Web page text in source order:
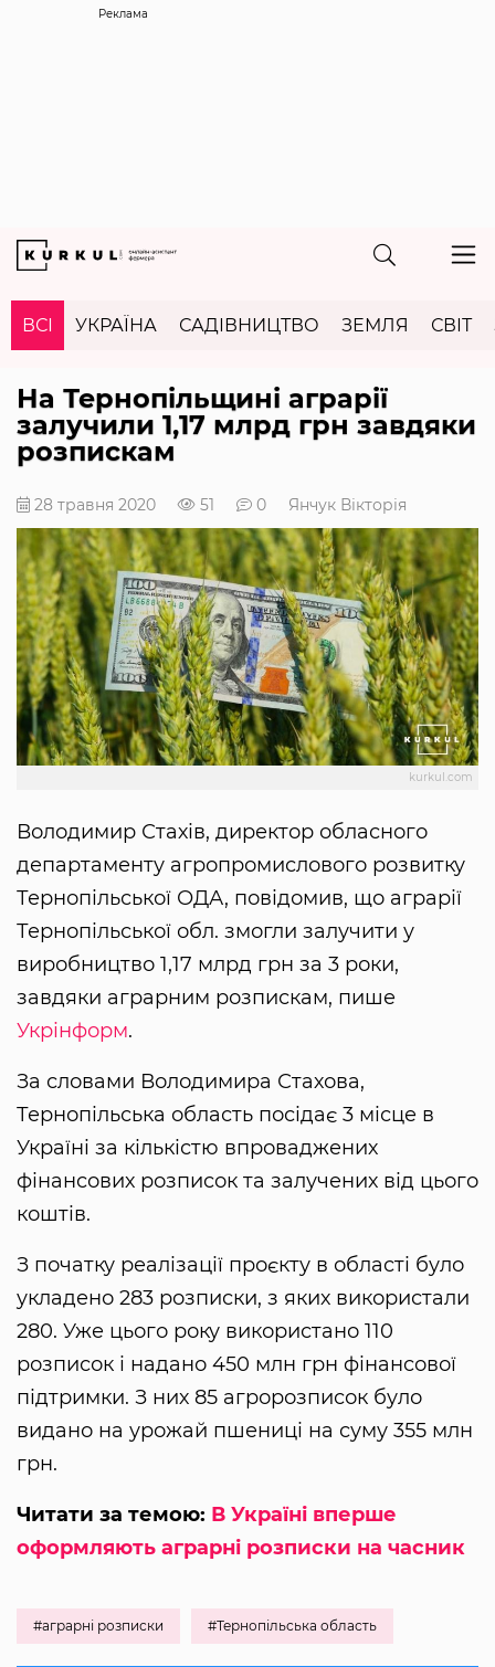
Реклама
ВСІ УКРАЇНА САДІВНИЦТВО ЗЕМЛЯ СВІТ
На Тернопільщині аграрії
залучили 1,17 млрд грн завдяки
розпискам
28 травня 2020 51 0 Янчук Вікторія
kurkul.com
Володимир Стахів, директор обласного
департаменту агропромислового розвитку
Тернопільської ОДА, повідомив, що аграрії
Тернопільської обл. змогли залучити у
виробництво 1,17 млрд грн за 3 роки,
завдяки аграрним розпискам, пише
Укрінформ.
За словами Володимира Стахова,
Тернопільська область посідає 3 місце в
Україні за кількістю впроваджених
фінансових розписок та залучених від цього
коштів.
З початку реалізації проєкту в області було
укладено 283 розписки, з яких використали
280. Уже цього року використано 110
розписок і надано 450 млн грн фінансової
підтримки. З них 85 агророзписок було
видано на урожай пшениці на суму 355 млн
грн.
Читати за темою: В Україні вперше
оформляють аграрні розписки на часник
#аграрні розписки #Тернопільська область